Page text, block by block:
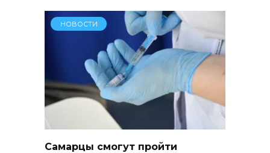
НОВОСТИ
Самарцы смогут пройти